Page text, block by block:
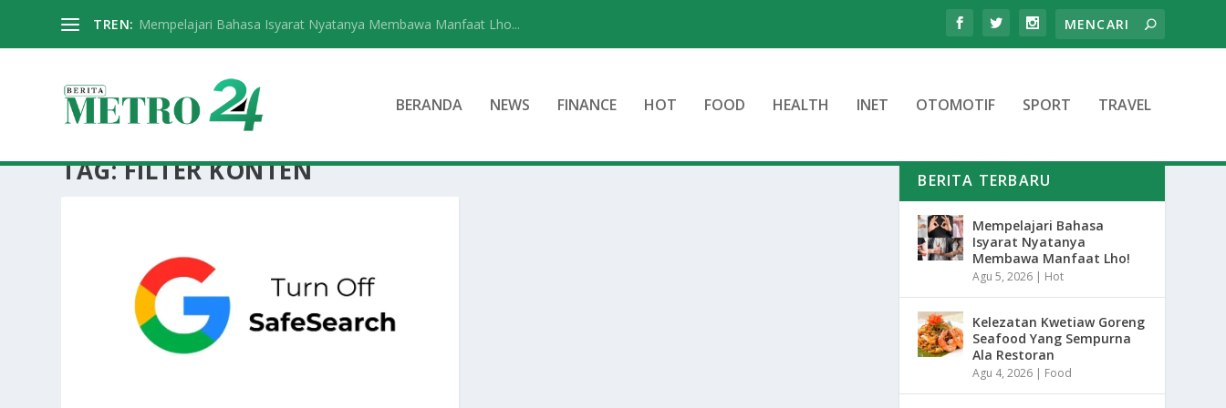
TREN: Mempelajari Bahasa Isyarat Nyatanya Membawa Manfaat Lho...
BERANDA NEWS FINANCE HOT FOOD HEALTH INET OTOMOTIF SPORT TRAVEL
TAG:FILTER KONTEN BERITA TERBARU
Mempelajari Bahasa
Isyarat Nyatanya
Membawa Manfaat Lho!
Agu 5, 2026 | Hot
Kelezatan Kwetiaw Goreng
Seafood Yang Sempurna
Ala Restoran
Agu 4, 2026 | Food